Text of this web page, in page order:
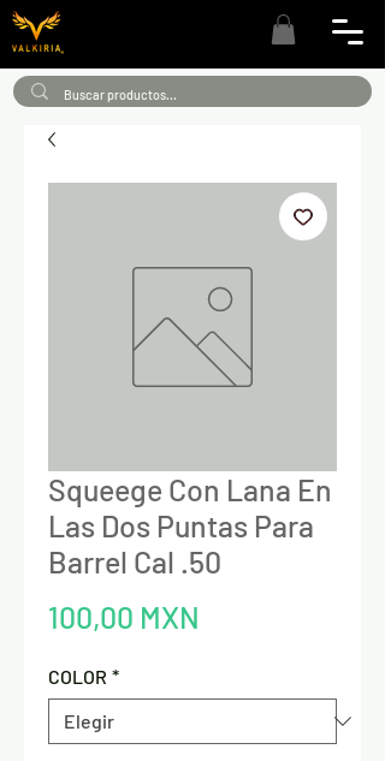
Squeege Con Lana En
Las Dos Puntas Para
Barrel Cal .50
100,00 MXN
COLOR *